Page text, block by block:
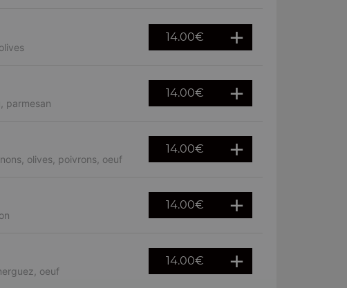
14.00€
parmesan
14.00€
olives, poivrons, oeuf
14.00€
14.00€
oeuf
14.00€